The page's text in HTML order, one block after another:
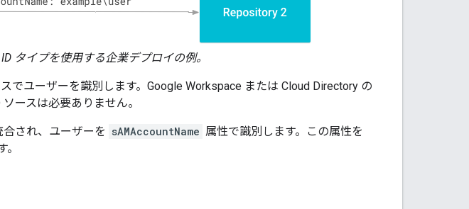
タイプを使用する企業デプロイの例。
でユーザーを識別します。Google Workspace または Cloud Directory の
ースは必要ありません。
合され、ユーザーを sAMAccountName 属性で識別します。この属性を